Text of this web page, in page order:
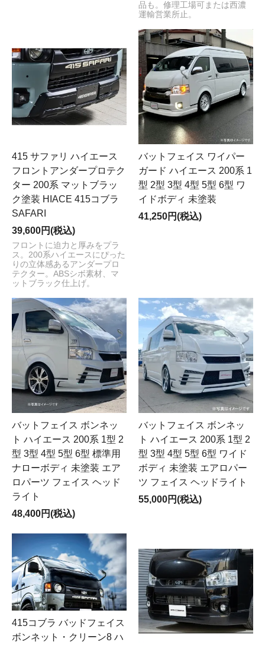
品も。修理工場可または西濃
運輸営業所止。
415 サファリ ハイエース
フロントアンダープロテク
ター 200系 マットブラッ
ク塗装 HIACE 415コブラ
SAFARI
39,600円(税込)
フロントに迫力と厚みをプラ
ス。200系ハイエースにぴった
りの立体感あるアンダープロ
テクター。ABSシボ素材、マ
ットブラック仕上げ。
バットフェイス ワイパー
ガード ハイエース 200系 1
型 2型 3型 4型 5型 6型 ワ
イドボディ 未塗装
41,250円(税込)
バットフェイス ボンネッ
ト ハイエース 200系 1型 2
型 3型 4型 5型 6型 標準用
ナローボディ 未塗装 エア
ロパーツ フェイス ヘッド
ライト
48,400円(税込)
バットフェイス ボンネッ
ト ハイエース 200系 1型 2
型 3型 4型 5型 6型 ワイド
ボディ 未塗装 エアロパー
ツ フェイス ヘッドライト
55,000円(税込)
415コブラ バッドフェイス
ボンネット・クリーン8 ハ